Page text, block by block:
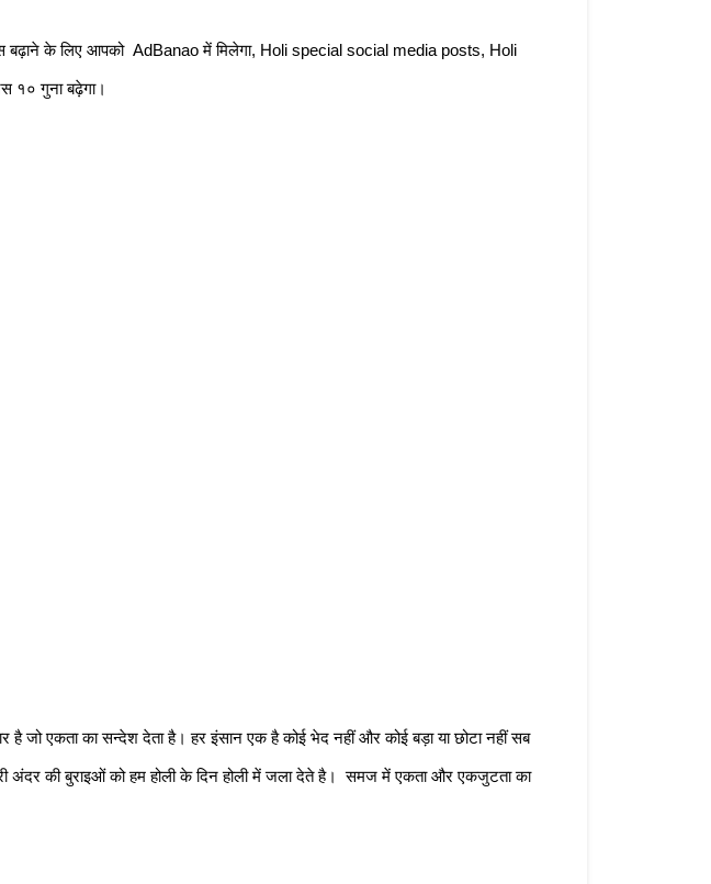
के लिए आपको  AdBanao में मिलेगा, Holi special social media posts, Holi
१० गुना बढ़ेगा।
जो एकता का सन्देश देता है। हर इंसान एक है कोई भेद नहीं और कोई बड़ा या छोटा नहीं सब
अंदर की बुराइओं को हम होली के दिन होली में जला देते है।  समज में एकता और एकजुटता का